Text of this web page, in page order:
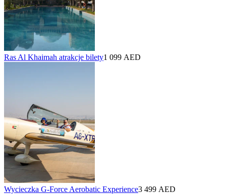
Ras Al Khaimah atrakcje bilety1 099 AED
Wycieczka G-Force Aerobatic Experience3 499 AED